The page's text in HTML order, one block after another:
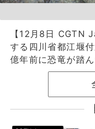
【12月8日 CGTN
する四川省都江堰
億年前に恐竜が踏